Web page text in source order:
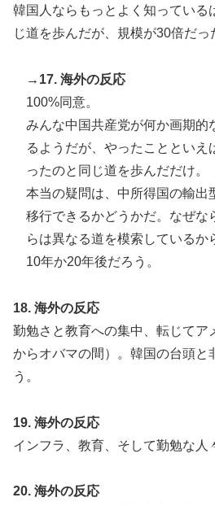
韓国人ならもっとよく知っている
じ道を歩んだが、規模が30倍だっ
→17. 海外の反応
100%同意。
みんな中国共産党が何か画期的
るようだが、やったことといえ
ったのと同じ道を歩んだだけ。
本当の疑問は、中所得国の輸出
移行できるかどうかだ。なぜな
らは異なる道を模索しているか
10年か20年後だろう。
18. 海外の反応
勤勉さと教育への集中、転じてア
からオバマの間）。韓国の台頭と
う。
19. 海外の反応
インフラ、教育、そして勤勉な人
20. 海外の反応